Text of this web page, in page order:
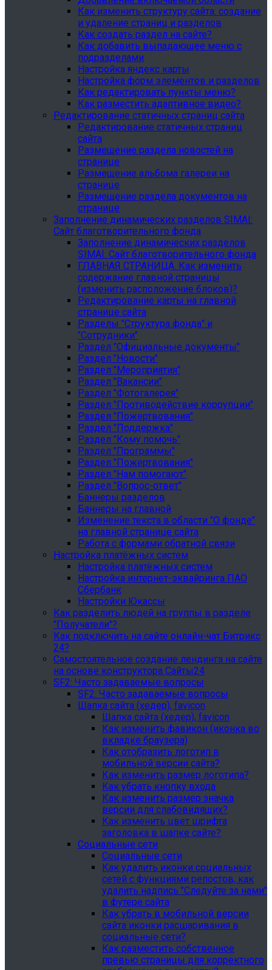
Как изменить структуру сайта: создание
и удаление страниц и разделов
Как создать раздел на сайте?
Как добавить выпадающее меню с
подразделами
Настройка яндекс карты
Настройка форм элементов и разделов
Как редактировать пункты меню?
Как разместить адаптивное видео?
Редактирование статичных страниц сайта
Редактирование статичных страниц
сайта
Размещение раздела новостей на
странице
Размещение альбома галереи на
странице
Размещение раздела документов на
странице
Заполнение динамических разделов SIMAI:
Сайт благотворительного фонда
Заполнение динамических разделов
SIMAI: Сайт благотворительного фонда
ГЛАВНАЯ СТРАНИЦА. Как изменить
содержание главной страницы
(изменить расположение блоков)?
Редактирование карты на главной
странице сайта
Разделы "Структура фонда" и
"Сотрудники"
Раздел "Официальные документы"
Раздел "Новости"
Раздел "Мероприятия"
Раздел "Вакансии"
Раздел "Фотогалерея"
Раздел "Противодействие коррупции"
Раздел "Пожертвования"
Раздел "Поддержка"
Раздел "Кому помочь"
Раздел "Программы"
Раздел "Пожертвования"
Раздел "Нам помогают"
Раздел "Вопрос-ответ"
Баннеры разделов
Баннеры на главной
Изменение текста в области "О фонде"
на главной странице сайта
Работа с формами обратной связи
Настройка платёжных систем
Настройка платёжных систем
Настройка интернет-эквайринга ПАО
Сбербанк
Настройки Юкассы
Как разделить людей на группы в разделе
"Получатели"?
Как подключить на сайте онлайн-чат Битрикс
24?
Самостоятельное создание лендинга на сайте
на основе конструктора Сайты24
SF2: Часто задаваемые вопросы
SF2: Часто задаваемые вопросы
Шапка сайта (хедер), favicon
Шапка сайта (хедер), favicon
Как изменить фавикон (иконка во
вкладке браузера)
Как отобразить логотип в
мобильной версии сайта?
Как изменить размер логотипа?
Как убрать кнопку входа
Как изменить размер значка
версии для слабовидящих?
Как изменить цвет шрифта
заголовка в шапке сайте?
Социальные сети
Социальные сети
Как удалить иконки социальных
сетей с функциями репостов, как
удалить надпись "Следуйте за нами"
в футере сайта
Как убрать в мобильной версии
сайта иконки расшаривания в
социальные сети?
Как разместить собственное
превью страницы для корректного